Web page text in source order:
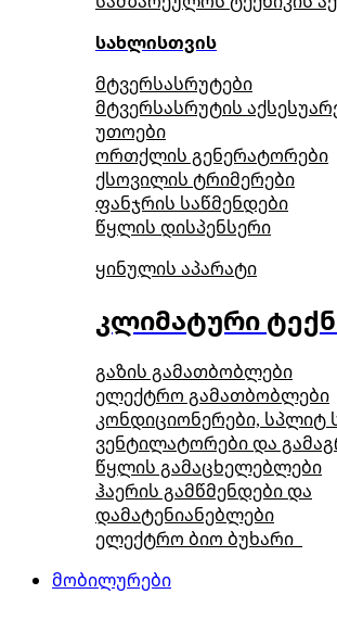
სახლისთვის
მტვერსასრუტები
მტვერსასრუტის
უთოები
ორთქლის გენერატორები
ქსოვილის ტრიმერები
ფანჯრის საწმენდები
წყლის დისპენსერი
ყინულის აპარატი
კლიმატური
გაზის გამათბობლები
ელექტრო გამათბობლები
კონდიციონერები, სპლიტ
ვენტილატორები და
წყლის გამაცხელებლები
ჰაერის გამწმენდები და
დამატენიანებლები
ელექტრო ბიო ბუხარი
მობილურები